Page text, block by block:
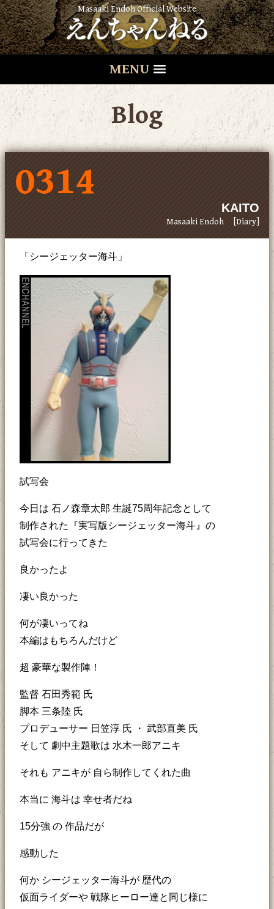
Masaaki Endoh Official Website
MENU
Blog
0314
KAITO
Masaaki Endoh [Diary]
「シージェッター海斗」
試写会
今日は 石ノ森章太郎 生誕75周年記念として
制作された『実写版シージェッター海斗』の
試写会に行ってきた
良かったよ
凄い良かった
何が凄いってね
本編はもちろんだけど
超 豪華な製作陣！
監督 石田秀範 氏
脚本 三条陸 氏
プロデューサー 日笠淳 氏 ・ 武部直美 氏
そして 劇中主題歌は 水木一郎アニキ
それも アニキが 自ら制作してくれた曲
本当に 海斗は 幸せ者だね
15分強 の 作品だが
感動した
何か シージェッター海斗が 歴代の
仮面ライダーや 戦隊ヒーロー達と同じ様に